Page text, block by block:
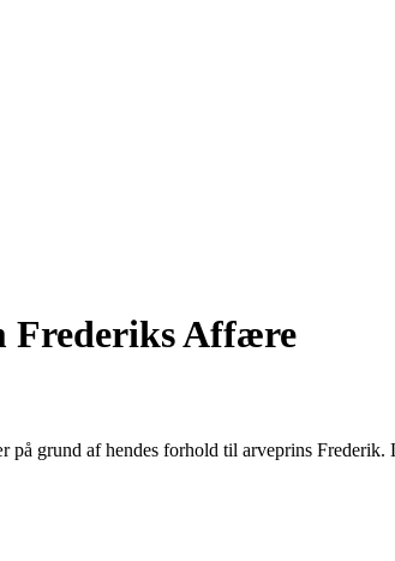
Frederiks Affære
grund af hendes forhold til arveprins